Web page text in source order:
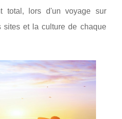
total, lors d'un voyage sur
sites et la culture de chaque